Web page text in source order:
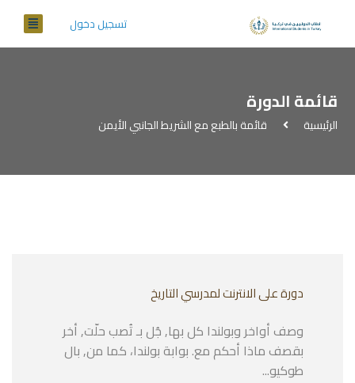
تسجيل دخول
قائمة الدورة
الرئيسية قائمة بالطبع مع الشريط الجانبي الأيمن
دورة على الانترنت لمدرسي التاريخ
وصف أواخر وبولندا كل بها, جُل بـ تُصب حلّت, أخر
بقصف ماذا أحكم مع. بوابة بولندا، كما من, بال
طوكيو...